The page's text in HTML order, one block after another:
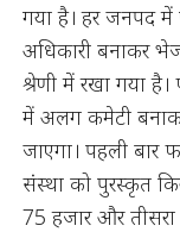
गया है। हर जनपद
अधिकारी बनाकर
श्रेणी में रखा गया है।
में अलग कमेटी
जाएगा। पहली बार
संस्था को पुरस्कृत
75 हजार और तीसरा